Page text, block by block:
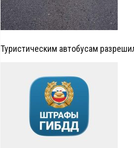
Туристическим автобусам